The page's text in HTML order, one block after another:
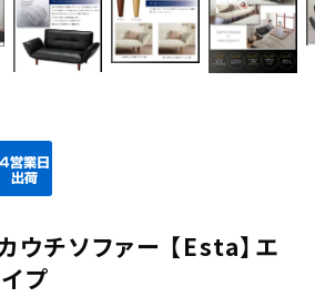
ウチソファー 【Esta】エ
プ